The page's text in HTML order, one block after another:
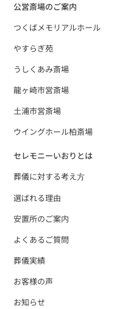
公営斎場のご案内
つくばメモリアルホール
やすらぎ苑
うしくあみ斎場
龍ヶ崎市営斎場
土浦市営斎場
ウイングホール柏斎場
セレモニーいおりとは
葬儀に対する考え⽅
選ばれる理由
安置所のご案内
よくあるご質問
葬儀実績
お客様の声
お知らせ